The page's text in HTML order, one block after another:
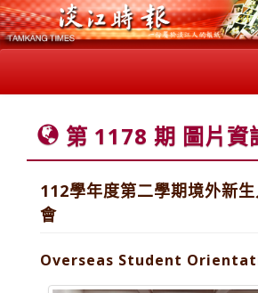
第 1178 期 圖片資
112學年度第二學期境外新
會
Overseas Student